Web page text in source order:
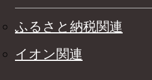
ふるさと納税関連
イオン関連